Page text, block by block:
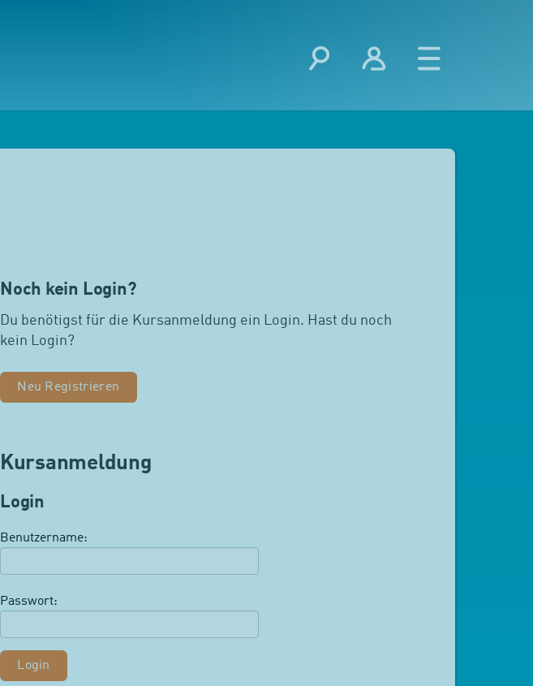
Noch kein Login?
Du benötigst für die Kursanmeldung ein Login. Hast du noch
kein Login?
Neu Registrieren
Kursanmeldung
Login
Benutzername:
Passwort: